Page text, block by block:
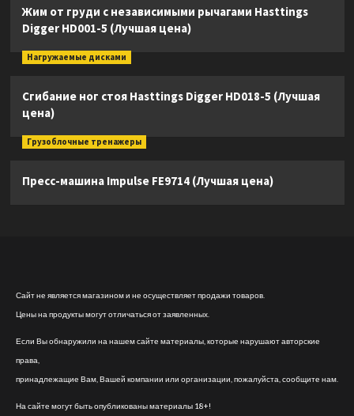
Жим от груди с независимыми рычагами Hasttings
Digger HD001-5 (Лучшая цена)
Нагружаемые дисками
Сгибание ног стоя Hasttings Digger HD018-5 (Лучшая
цена)
Грузоблочные тренажеры
Пресс-машина Impulse FE9714 (Лучшая цена)
Сайт не является магазином и не осуществляет продажи товаров.
Цены на продукты могут отличаться от заявленных.
Если Вы обнаружили на нашем сайте материалы, которые нарушают авторские
права,
принадлежащие Вам, Вашей компании или организации, пожалуйста, сообщите нам.
На сайте могут быть опубликованы материалы 18+!